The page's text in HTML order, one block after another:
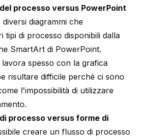
processo versus PowerPoint
diagrammi che
tipi di processo disponibili dalla
SmartArt di PowerPoint.
spesso con la grafica
risultare difficile perché ci sono
l'impossibilità di utilizzare
processo versus forme di
creare un flusso di processo